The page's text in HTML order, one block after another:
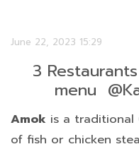
June 22, 2023 15:29
3
menu
Amok is a traditional
of fish or chicken